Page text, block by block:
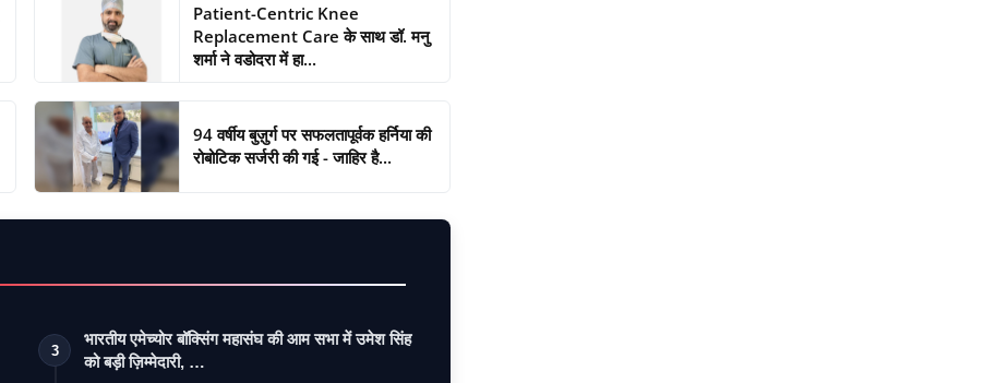
Patient-Centric Knee
Replacement Care के साथ डॉ. मनु
शर्मा ने वडोदरा में हा...
94 वर्षीय बुज़ुर्ग पर सफलतापूर्वक हर्निया की
रोबोटिक सर्जरी की गई - जाहिर है...
3
भारतीय एमेच्योर बॉक्सिंग महासंघ की आम सभा में उमेश सिंह
को बड़ी ज़िम्मेदारी, …